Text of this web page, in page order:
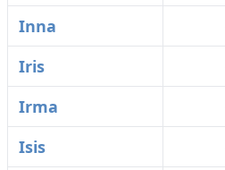
Inna
Iris
Irma
Isis